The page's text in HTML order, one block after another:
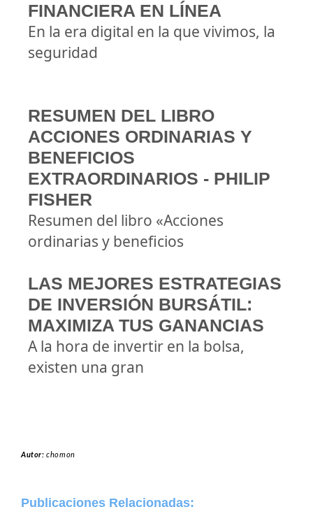
FINANCIERA EN LÍNEA
En la era digital en la que vivimos, la
seguridad
RESUMEN DEL LIBRO
ACCIONES ORDINARIAS Y
BENEFICIOS
EXTRAORDINARIOS - PHILIP
FISHER
Resumen del libro «Acciones
ordinarias y beneficios
LAS MEJORES ESTRATEGIAS
DE INVERSIÓN BURSÁTIL:
MAXIMIZA TUS GANANCIAS
A la hora de invertir en la bolsa,
existen una gran
Autor:chomon
Publicaciones Relacionadas: